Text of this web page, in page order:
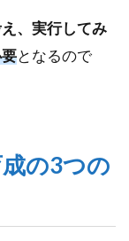
、実行してみ
となるので
の3つの